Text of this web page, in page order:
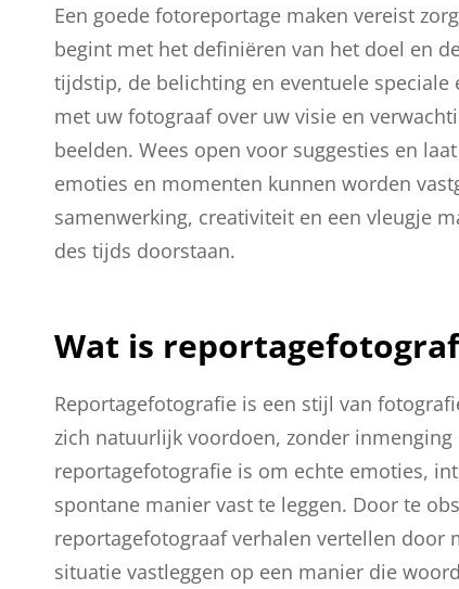
Een goede fotoreportage maken vereist
begint met het definiëren van het doel en
tijdstip, de belichting en eventuele
met uw fotograaf over uw visie en
beelden. Wees open voor suggesties en
emoties en momenten kunnen worden
samenwerking, creativiteit en een vleugje
des tijds doorstaan.
Wat is
Reportagefotografie is een stijl van
zich natuurlijk voordoen, zonder
reportagefotografie is om echte emoties,
spontane manier vast te leggen. Door te
reportagefotograaf verhalen vertellen door
situatie vastleggen op een manier die